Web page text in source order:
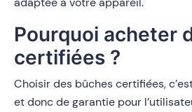
Pourquoi acheter
certifiées ?
Choisir des bûches certifiées,
et donc de garantie pour